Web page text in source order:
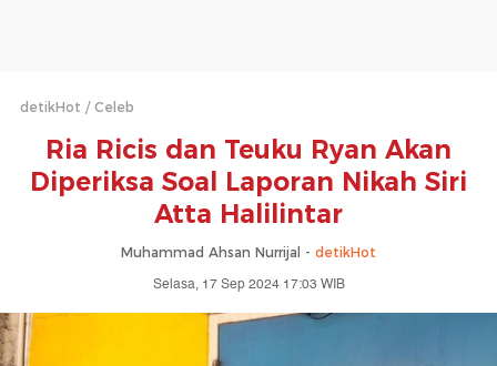
detikHot Celeb
Ria Ricis dan Teuku Ryan Akan
Diperiksa Soal Laporan Nikah Siri
Atta Halilintar
Muhammad Ahsan Nurrijal - detikHot
Selasa, 17 Sep 2024 17:03 WIB